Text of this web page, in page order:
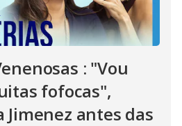
: "Vou
fofocas",
Jimenez antes das